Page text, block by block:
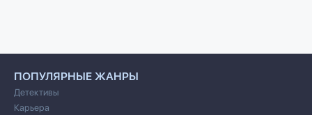
ПОПУЛЯРНЫЕ ЖАНРЫ
Детективы
Карьера